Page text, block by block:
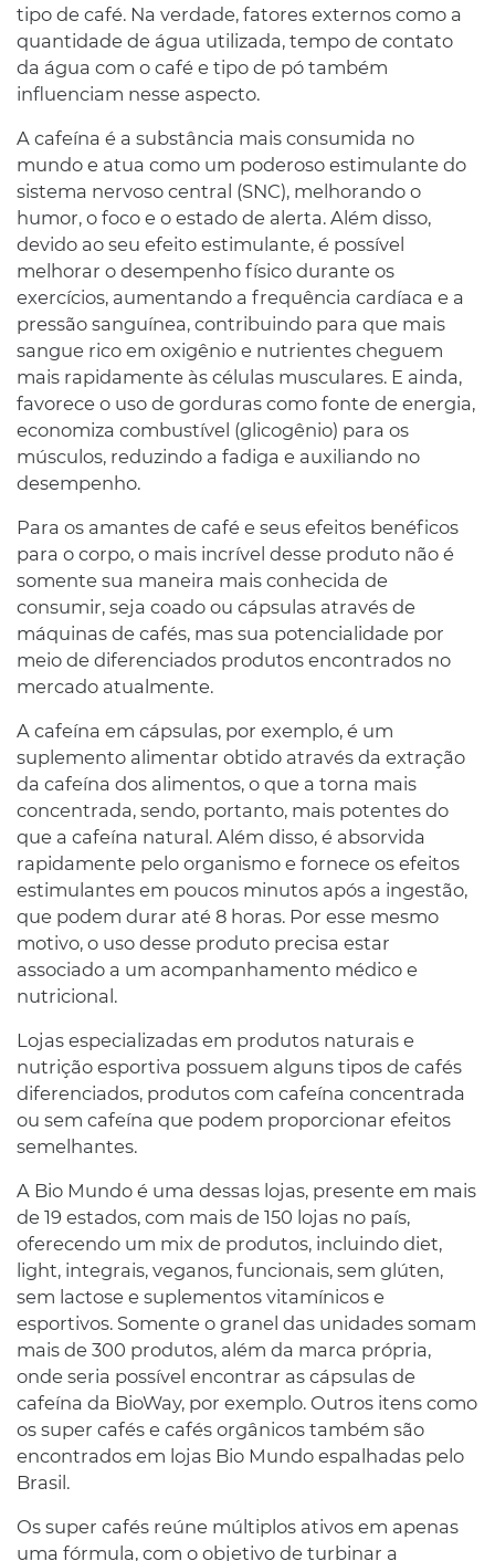
tipo de café. Na verdade, fatores externos como a
quantidade de água utilizada, tempo de contato
da água com o café e tipo de pó também
influenciam nesse aspecto.
A cafeína é a substância mais consumida no
mundo e atua como um poderoso estimulante do
sistema nervoso central (SNC), melhorando o
humor, o foco e o estado de alerta. Além disso,
devido ao seu efeito estimulante, é possível
melhorar o desempenho físico durante os
exercícios, aumentando a frequência cardíaca e a
pressão sanguínea, contribuindo para que mais
sangue rico em oxigênio e nutrientes cheguem
mais rapidamente às células musculares. E ainda,
favorece o uso de gorduras como fonte de energia,
economiza combustível (glicogênio) para os
músculos, reduzindo a fadiga e auxiliando no
desempenho.
Para os amantes de café e seus efeitos benéficos
para o corpo, o mais incrível desse produto não é
somente sua maneira mais conhecida de
consumir, seja coado ou cápsulas através de
máquinas de cafés, mas sua potencialidade por
meio de diferenciados produtos encontrados no
mercado atualmente.
A cafeína em cápsulas, por exemplo, é um
suplemento alimentar obtido através da extração
da cafeína dos alimentos, o que a torna mais
concentrada, sendo, portanto, mais potentes do
que a cafeína natural. Além disso, é absorvida
rapidamente pelo organismo e fornece os efeitos
estimulantes em poucos minutos após a ingestão,
que podem durar até 8 horas. Por esse mesmo
motivo, o uso desse produto precisa estar
associado a um acompanhamento médico e
nutricional.
Lojas especializadas em produtos naturais e
nutrição esportiva possuem alguns tipos de cafés
diferenciados, produtos com cafeína concentrada
ou sem cafeína que podem proporcionar efeitos
semelhantes.
A Bio Mundo é uma dessas lojas, presente em mais
de 19 estados, com mais de 150 lojas no país,
oferecendo um mix de produtos, incluindo diet,
light, integrais, veganos, funcionais, sem glúten,
sem lactose e suplementos vitamínicos e
esportivos. Somente o granel das unidades somam
mais de 300 produtos, além da marca própria,
onde seria possível encontrar as cápsulas de
cafeína da BioWay, por exemplo. Outros itens como
os super cafés e cafés orgânicos também são
encontrados em lojas Bio Mundo espalhadas pelo
Brasil.
Os super cafés reúne múltiplos ativos em apenas
uma fórmula, com o objetivo de turbinar a